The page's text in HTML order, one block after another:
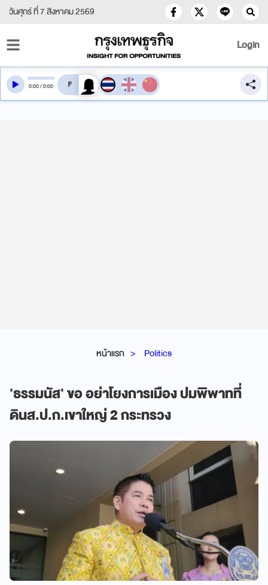
วันศุกร์ ที่ 7 สิงหาคม 2569
Login
หน้าแรก Politics
'ธรรมนัส' ขอ อย่าโยงการเมือง ปมพิพาทที่
ดินส.ป.ก.เขาใหญ่ 2 กระทรวง
0:00/0:00 สลับเสียงอ่าน